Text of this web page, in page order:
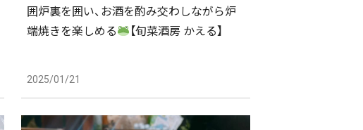
囲炉裏を囲い、お酒を酌み交わしながら炉
端焼きを楽しめる
【旬菜酒房 かえる】
2025/01/21